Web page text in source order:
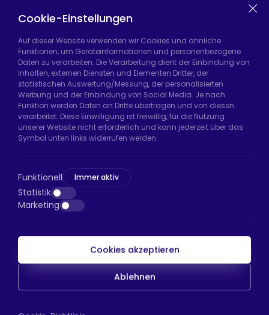
Casters
Hadımköy Fabrik:Atatürk Sanayi Bölgesi,
Uzunçayır Caddesi, No:11 Hadımköy, 34555
Arnavutköy/İstanbul
Telefon: +90 212 640 66 46
E-Mail: export@htsteker.com
D:a, 34045 Bayrampaşa/İstanbul
Telefon:+90 530 044 64 87
E-Mail: info@htsteker.com
HTS-Zahlung
Cookie-Einstellungen
Auf dieser Website verwenden wir Cookies und ähnliche
Funktionen, um Geräteinformationen und personenbezogene
Daten zu verarbeiten. Die Verarbeitung dient der Einbindung von
Inhalten, externen Diensten und Elementen Dritter, der
statistischen Auswertung/Messung, der personalisierten
Werbung und der Einbindung von Social Media. Je nach
Funktion werden Daten an Dritte übertragen und von diesen
verarbeitet. Diese Einwilligung ist freiwillig, für die Nutzung
unserer Website nicht erforderlich und kann jederzeit über das
Symbol unten links widerrufen werden.
Funktionell Immer aktiv
Statistik
Marketing
Cookies akzeptieren
Ablehnen